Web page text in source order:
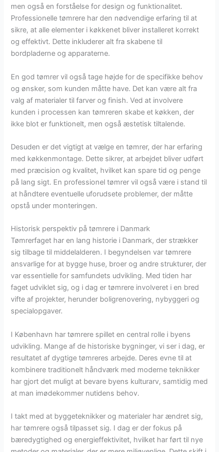
men også en forståelse for design og funktionalitet.
Professionelle tømrere har den nødvendige erfaring til at
sikre, at alle elementer i køkkenet bliver installeret korrekt
og effektivt. Dette inkluderer alt fra skabene til
bordpladerne og apparaterne.
En god tømrer vil også tage højde for de specifikke behov
og ønsker, som kunden måtte have. Det kan være alt fra
valg af materialer til farver og finish. Ved at involvere
kunden i processen kan tømreren skabe et køkken, der
ikke blot er funktionelt, men også æstetisk tiltalende.
Desuden er det vigtigt at vælge en tømrer, der har erfaring
med køkkenmontage. Dette sikrer, at arbejdet bliver udført
med præcision og kvalitet, hvilket kan spare tid og penge
på lang sigt. En professionel tømrer vil også være i stand til
at håndtere eventuelle uforudsete problemer, der måtte
opstå under monteringen.
Historisk perspektiv på tømrere i Danmark
Tømrerfaget har en lang historie i Danmark, der strækker
sig tilbage til middelalderen. I begyndelsen var tømrere
ansvarlige for at bygge huse, broer og andre strukturer, der
var essentielle for samfundets udvikling. Med tiden har
faget udviklet sig, og i dag er tømrere involveret i en bred
vifte af projekter, herunder boligrenovering, nybyggeri og
specialopgaver.
I København har tømrere spillet en central rolle i byens
udvikling. Mange af de historiske bygninger, vi ser i dag, er
resultatet af dygtige tømreres arbejde. Deres evne til at
kombinere traditionelt håndværk med moderne teknikker
har gjort det muligt at bevare byens kulturarv, samtidig med
at man imødekommer nutidens behov.
I takt med at byggeteknikker og materialer har ændret sig,
har tømrere også tilpasset sig. I dag er der fokus på
bæredygtighed og energieffektivitet, hvilket har ført til nye